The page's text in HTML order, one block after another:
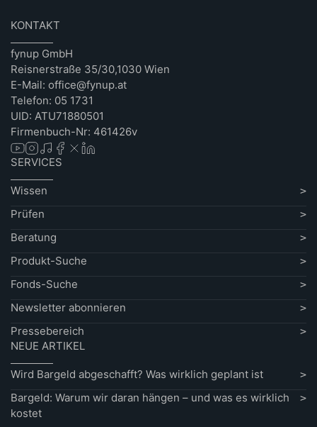
KONTAKT
fynup GmbH
Reisnerstraße 35/30,1030 Wien
E-Mail: office@fynup.at
Telefon: 05 1731
UID: ATU71880501
Firmenbuch-Nr: 461426v
SERVICES
Wissen
Prüfen
Beratung
Produkt-Suche
Fonds-Suche
Newsletter abonnieren
Pressebereich
NEUE ARTIKEL
Wird Bargeld abgeschafft? Was wirklich geplant ist
Bargeld: Warum wir daran hängen – und was es wirklich
kostet